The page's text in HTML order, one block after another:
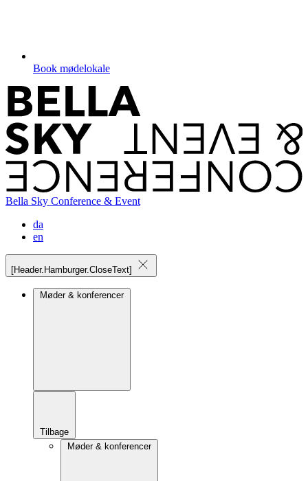
Book mødelokale
Bella Sky Conference & Event
da
en
[Header.Hamburger.CloseText]
Møder & konferencer
Tilbage
Møder & konferencer